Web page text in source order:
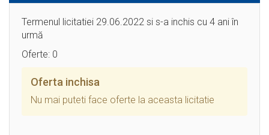
Termenul licitatiei 29.06.2022 si s-a inchis cu 4 ani în
urmă
Oferte: 0
Oferta inchisa
Nu mai puteti face oferte la aceasta licitatie